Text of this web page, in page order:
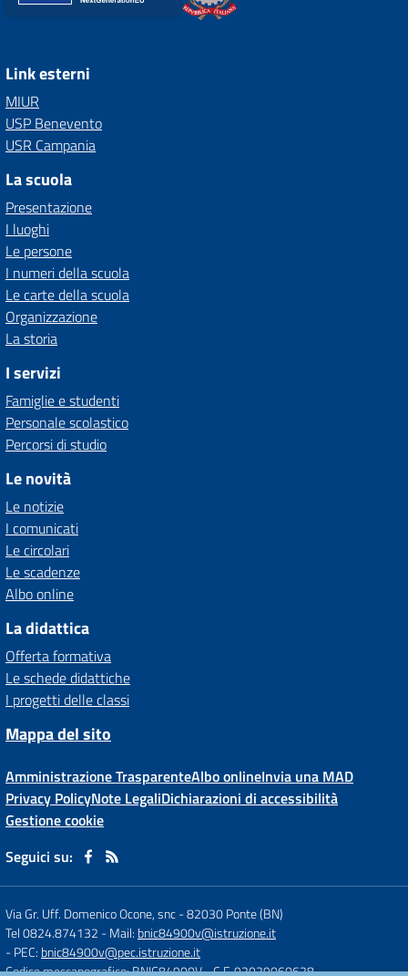
Link esterni
MIUR
USP Benevento
USR Campania
La scuola
Presentazione
I luoghi
Le persone
I numeri della scuola
Le carte della scuola
Organizzazione
La storia
I servizi
Famiglie e studenti
Personale scolastico
Percorsi di studio
Le novità
Le notizie
I comunicati
Le circolari
Le scadenze
Albo online
La didattica
Offerta formativa
Le schede didattiche
I progetti delle classi
Mappa del sito
Amministrazione TrasparenteAlbo onlineInvia una MAD
Privacy PolicyNote LegaliDichiarazioni di accessibilità
Gestione cookie
Seguici su:
Via Gr. Uff. Domenico Ocone, snc-82030 Ponte (BN)
Tel 0824.874132 - Mail: bnic84900v@istruzione.it
- PEC: bnic84900v@pec.istruzione.it
Codice meccanografico: BNIC84900V- C.F. 92029060628